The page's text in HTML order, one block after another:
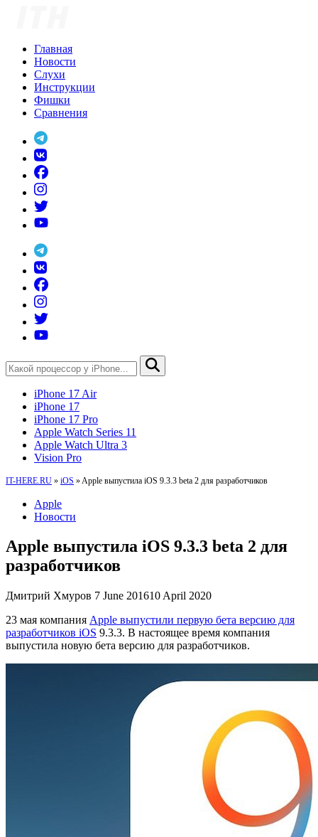
Главная
Новости
Слухи
Инструкции
Фишки
Сравнения
iPhone 17 Air
iPhone 17
iPhone 17 Pro
Apple Watch Series 11
Apple Watch Ultra 3
Vision Pro
IT-HERE.RU » iOS » Apple выпустила iOS 9.3.3 beta 2 для разработчиков
Apple
Новости
Apple выпустила iOS 9.3.3 beta 2 для
разработчиков
Дмитрий Хмуров 7 June 201610 April 2020
23 мая компания Apple выпустили первую бета версию для
разработчиков iOS 9.3.3. В настоящее время компания
выпустила новую бета версию для разработчиков.